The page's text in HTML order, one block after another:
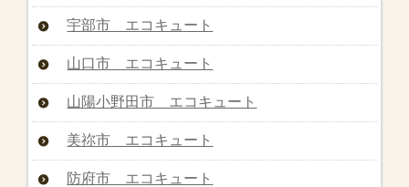
宇部市 エコキュート
山口市 エコキュート
山陽小野田市 エコキュート
美祢市 エコキュート
防府市 エコキュート